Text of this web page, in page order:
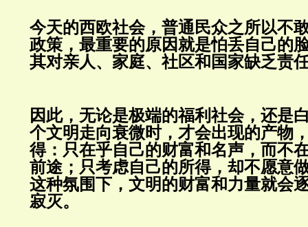
今天的西欧社会，普通民众之所以不
政策，最重要的原因就是怕丢自己的
其对亲人、家庭、社区和国家缺乏责
因此，无论是极端的福利社会，还是
个文明走向衰微时，才会出现的产物
得：只在乎自己的财富和名声，而不
前途；只考虑自己的所得，却不愿意
这种氛围下，文明的财富和力量就会
寂灭。